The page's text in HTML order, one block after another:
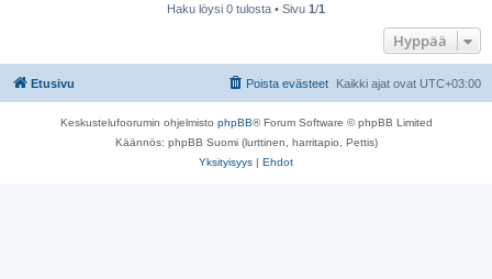
Haku löysi 0 tulosta • Sivu 1/1
Hyppää
Etusivu Kaikki ajat ovat UTC+03:00
Poista evästeet
Keskustelufoorumin ohjelmisto phpBB® Forum Software © phpBB Limited
Käännös: phpBB Suomi (lurttinen, harritapio, Pettis)
Yksityisyys | Ehdot